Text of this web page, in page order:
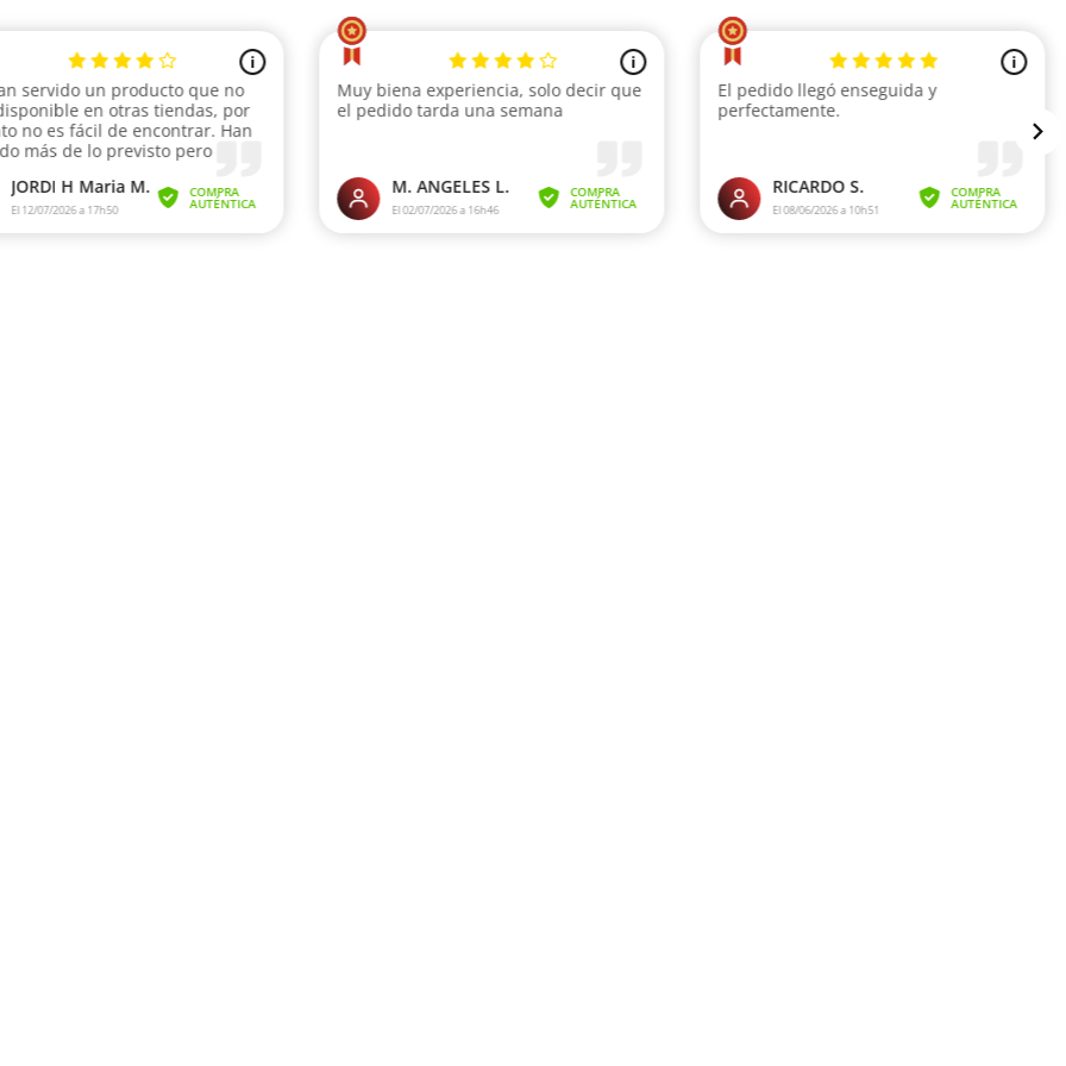
i
servido un producto que no
en otras tiendas, por
no es fácil de encontrar. Han
más de lo previsto pero
JORDI H Maria M.
El 12/07/2026 a 17h50
COMPRA
AUTÉNTICA
i
Muy biena experiencia, solo decir que
el pedido tarda una semana
M. ANGELES L.
El 02/07/2026 a 16h46
COMPRA
AUTÉNTICA
i
El pedido llegó enseguida y
perfectamente.
RICARDO S.
El 08/06/2026 a 10h51
COMPRA
AUTÉNTICA